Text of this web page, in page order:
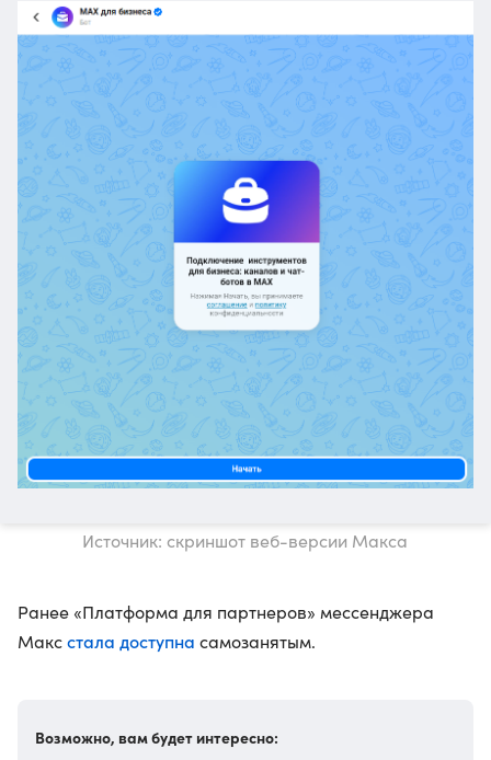
Источник: скриншот веб-версии Макса
Ранее «Платформа для партнеров» мессенджера
Максстала доступна самозанятым.
Возможно, вам будет интересно: